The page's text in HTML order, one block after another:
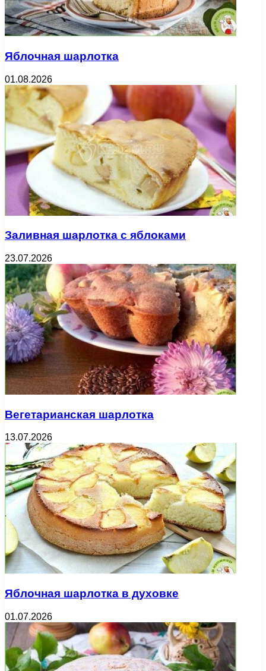
Яблочная шарлотка
01.08.2026
Заливная шарлотка с яблоками
23.07.2026
Вегетарианская шарлотка
13.07.2026
Яблочная шарлотка в духовке
01.07.2026